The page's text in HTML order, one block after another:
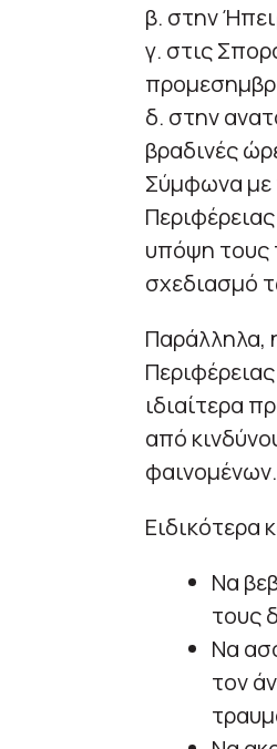
β. στην
γ. στις
δ. στην
βραδινές
Σύμφωνα με
υπόψη τους
σχεδιασμό
Παράλληλα,
ιδιαίτερα
από
φαινομένων.
Ειδικότερα
Να
τους
Να
τον